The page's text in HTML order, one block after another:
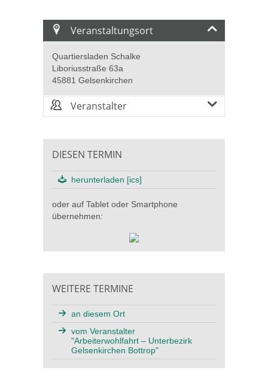
Veranstaltungsort
Quartiersladen Schalke
Liboriusstraße 63a
45881 Gelsenkirchen
Veranstalter
DIESEN TERMIN
herunterladen [ics]
oder auf Tablet oder Smartphone
übernehmen:
WEITERE TERMINE
an diesem Ort
vom Veranstalter
"Arbeiterwohlfahrt – Unterbezirk
Gelsenkirchen Bottrop"